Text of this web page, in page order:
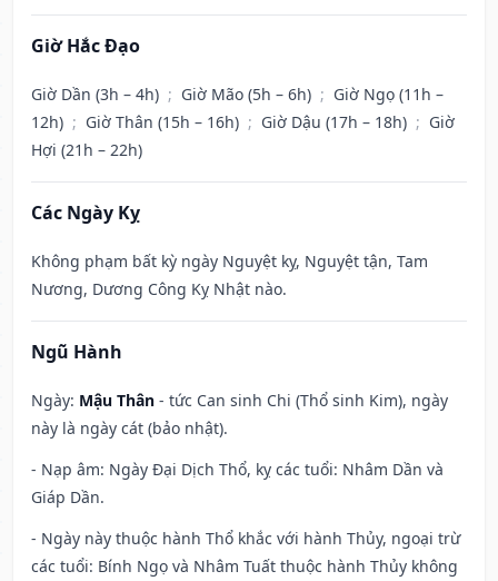
Giờ Hắc Đạo
Giờ Dần (3h – 4h) ; Giờ Mão (5h – 6h) ; Giờ Ngọ (11h –
12h) ; Giờ Thân (15h – 16h) ; Giờ Dậu (17h – 18h) ; Giờ
Hợi (21h – 22h)
Các Ngày Kỵ
Không phạm bất kỳ ngày Nguyệt kỵ, Nguyệt tận, Tam
Nương, Dương Công Kỵ Nhật nào.
Ngũ Hành
Ngày: Mậu Thân - tức Can sinh Chi (Thổ sinh Kim), ngày
này là ngày cát (bảo nhật).
- Nạp âm: Ngày Đại Dịch Thổ, kỵ các tuổi: Nhâm Dần và
Giáp Dần.
- Ngày này thuộc hành Thổ khắc với hành Thủy, ngoại trừ
các tuổi: Bính Ngọ và Nhâm Tuất thuộc hành Thủy không